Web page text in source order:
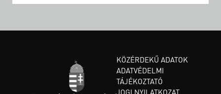
KÖZÉRDEKŰ ADATOK
ADATVÉDELMI
TÁJÉKOZTATÓ
JOGI NYILATKOZAT